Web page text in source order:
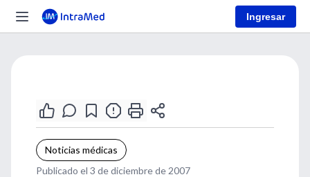
Ingresar
Noticias médicas
Publicado el 3 de diciembre de 2007